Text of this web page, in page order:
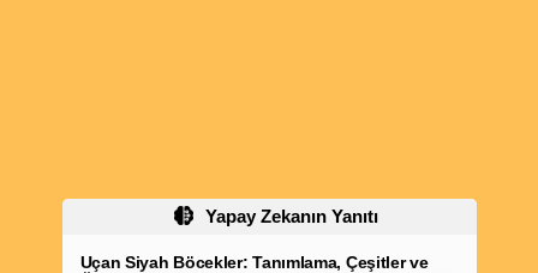
Yapay Zekanın Yanıtı
Uçan Siyah Böcekler: Tanımlama, Çeşitler ve